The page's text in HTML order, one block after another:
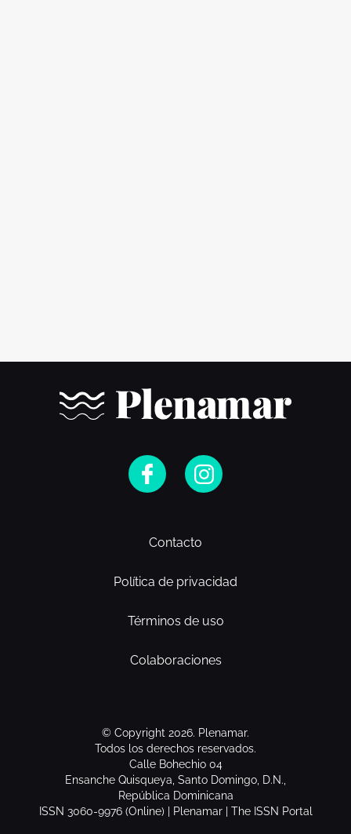
Contacto
Política de privacidad
Términos de uso
Colaboraciones
© Copyright 2026. Plenamar.
Todos los derechos reservados.
Calle Bohechio 04
Ensanche Quisqueya, Santo Domingo, D.N.,
República Dominicana
ISSN 3060-9976 (Online) | Plenamar | The ISSN Portal